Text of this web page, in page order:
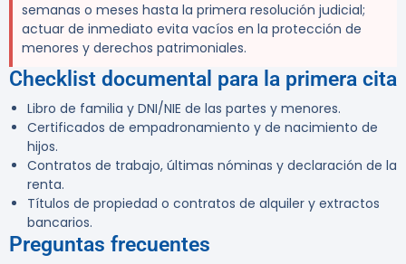
semanas o meses hasta la primera resolución judicial;
actuar de inmediato evita vacíos en la protección de
menores y derechos patrimoniales.
Checklist documental para la primera cita
Libro de familia y DNI/NIE de las partes y menores.
Certificados de empadronamiento y de nacimiento de
hijos.
Contratos de trabajo, últimas nóminas y declaración de la
renta.
Títulos de propiedad o contratos de alquiler y extractos
bancarios.
Preguntas frecuentes